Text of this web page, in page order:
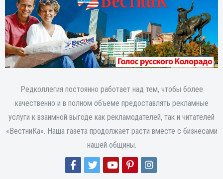
Редколлегия постоянно работает над тем, чтобы более
качественно и в полном объеме предоставлять рекламные
услуги к взаимной выгоде как рекламодателей, так и читателей
«ВестниКа». Наша газета продолжает расти вместе с бизнесами
нашей общины.